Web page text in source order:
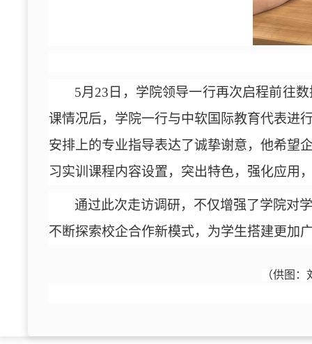
5月23日，学院领导一行再次启程前往
课情况后，学院一行与中软国际教育代表进
安排上的专业指导表达了诚挚谢意， 他希望
习实训课程内容设置，突出特色，强化应用
通过此次走访调研，不仅增强了学院对
不断探索校企合作新模式，为学生搭建更加
（供图